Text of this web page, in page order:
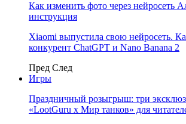
Как изменить фото через нейросеть
инструкция
Xiaomi выпустила свою нейросеть.
конкурент ChatGPT и Nano Banana 2
Пред След
Игры
Праздничный розыгрыш: три
«LootGuru х Мир танков» для